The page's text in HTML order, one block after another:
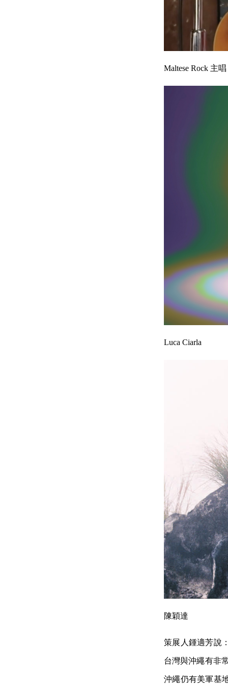
Maltese Rock 主
Luca Ciarla
陳穎達
策展人鍾適芳說
台灣與沖繩有非
沖繩仍有美軍基